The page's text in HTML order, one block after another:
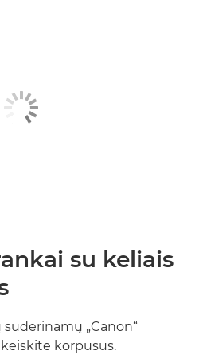
su keliais
„Canon“
korpusus.